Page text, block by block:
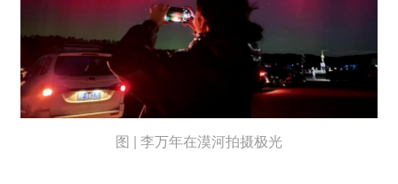
图 | 李万年在漠河拍摄极光